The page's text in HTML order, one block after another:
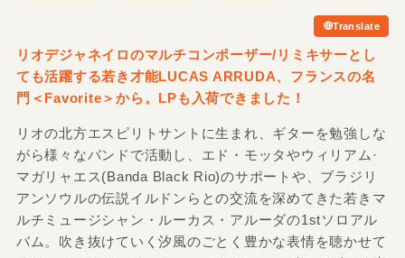
Translate
リオデジャネイロのマルチコンポーザー/リミキサーとし
ても活躍する若き才能LUCAS ARRUDA、フランスの名
門＜Favorite＞から。LPも入荷できました！
リオの北方エスピリトサントに生まれ、ギターを勉強しな
がら様々なバンドで活動し、エド・モッタやウィリアム·
マガリャエス(Banda Black Rio)のサポートや、ブラジリ
アンソウルの伝説イルドンらとの交流を深めてきた若きマ
ルチミュージシャン・ルーカス・アルーダの1stソロアル
バム。吹き抜けていく汐風のごとく豊かな表情を聴かせて